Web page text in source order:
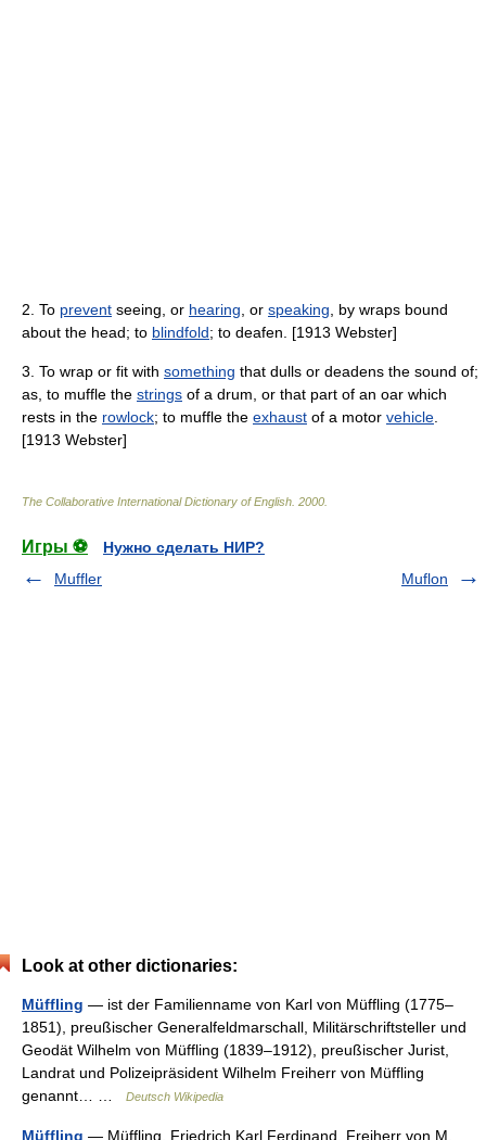
2. To prevent seeing, or hearing , or speaking , by wraps bound
about the head; to blindfold; to deafen. [1913 Webster]
3. To wrap or fit with something that dulls or deadens the sound of;
as, to muffle the strings of a drum, or that part of an oar which
rests in the rowlock; to muffle the exhaust of a motor vehicle
[1913 Webster]
The Collaborative International Dictionary of English 2000
Игры ⚽
Нужно сделать НИР?
Muffler
Muflon
Look at other dictionaries:
Müffling — ist der Familienname von Karl von Müffling (1775–
1851), preußischer Generalfeldmarschall, Militärschriftsteller und
Geodät Wilhelm von Müffling (1839–1912), preußischer Jurist,
Landrat und Polizeipräsident Wilhelm Freiherr von Müffling
genannt… …
Deutsch Wikipedia
Müffling — Müffling, Friedrich Karl Ferdinand, Freiherr von M.